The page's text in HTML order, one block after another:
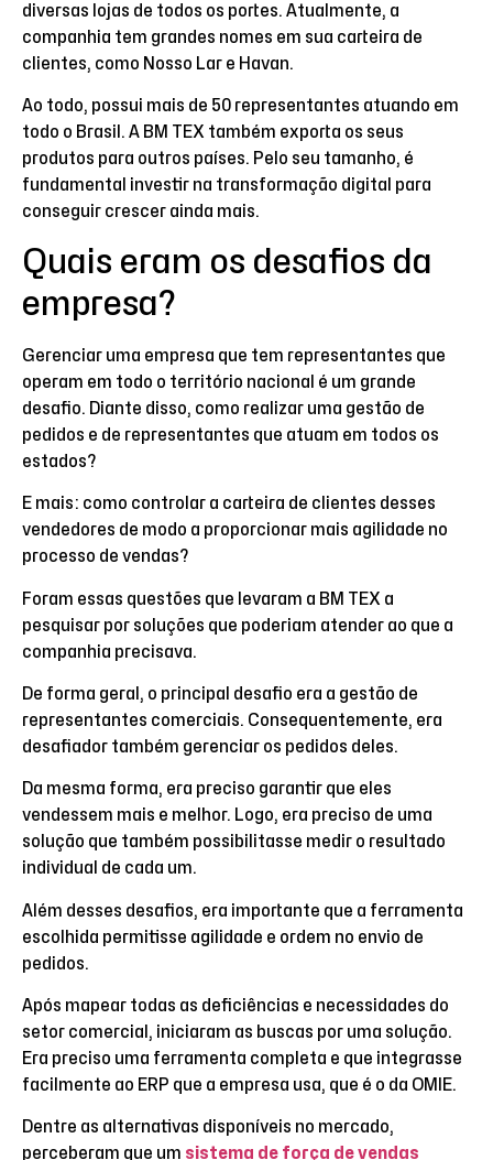
diversas lojas de todos os portes. Atualmente, a
companhia tem grandes nomes em sua carteira de
clientes, como Nosso Lar e Havan.
Ao todo, possui mais de 50 representantes atuando em
todo o Brasil. A BM TEX também exporta os seus
produtos para outros países. Pelo seu tamanho, é
fundamental investir na transformação digital para
conseguir crescer ainda mais.
Quais eram os desafios da
empresa?
Gerenciar uma empresa que tem representantes que
operam em todo o território nacional é um grande
desafio. Diante disso, como realizar uma gestão de
pedidos e de representantes que atuam em todos os
estados?
E mais: como controlar a carteira de clientes desses
vendedores de modo a proporcionar mais agilidade no
processo de vendas?
Foram essas questões que levaram a BM TEX a
pesquisar por soluções que poderiam atender ao que a
companhia precisava.
De forma geral, o principal desafio era a gestão de
representantes comerciais. Consequentemente, era
desafiador também gerenciar os pedidos deles.
Da mesma forma, era preciso garantir que eles
vendessem mais e melhor. Logo, era preciso de uma
solução que também possibilitasse medir o resultado
individual de cada um.
Além desses desafios, era importante que a ferramenta
escolhida permitisse agilidade e ordem no envio de
pedidos.
Após mapear todas as deficiências e necessidades do
setor comercial, iniciaram as buscas por uma solução.
Era preciso uma ferramenta completa e que integrasse
facilmente ao ERP que a empresa usa, que é o da OMIE.
Dentre as alternativas disponíveis no mercado,
perceberam que um sistema de força de vendas